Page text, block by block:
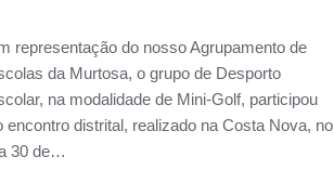
representação do nosso Agrupamento de
da Murtosa, o grupo de Desporto
na modalidade de Mini-Golf, participou
encontro distrital, realizado na Costa Nova, no
30 de…